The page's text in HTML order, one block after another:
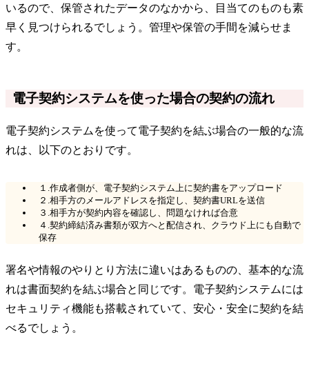
いるので、保管されたデータのなかから、目当てのものも素
早く見つけられるでしょう。管理や保管の手間を減らせま
す。
電子契約システムを使った場合の契約の流れ
電子契約システムを使って電子契約を結ぶ場合の一般的な流
れは、以下のとおりです。
１.作成者側が、電子契約システム上に契約書をアップロード
２.相手方のメールアドレスを指定し、契約書URLを送信
３.相手方が契約内容を確認し、問題なければ合意
４.契約締結済み書類が双方へと配信され、クラウド上にも自動で
保存
署名や情報のやりとり方法に違いはあるものの、基本的な流
れは書面契約を結ぶ場合と同じです。電子契約システムには
セキュリティ機能も搭載されていて、安心・安全に契約を結
べるでしょう。